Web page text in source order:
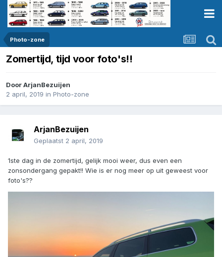
Photo-zone
Zomertijd, tijd voor foto's!!
DoorArjanBezuijen
2 april, 2019 in Photo-zone
ArjanBezuijen
Geplaatst 2 april, 2019
1ste dag in de zomertijd, gelijk mooi weer, dus even een
zonsondergang gepakt!! Wie is er nog meer op uit geweest voor
foto's??